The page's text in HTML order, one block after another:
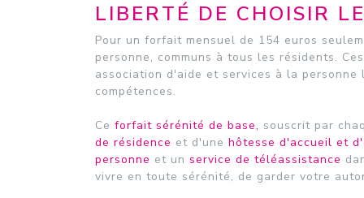
LIBERTÉ DE CHOISIR
Pour un forfait mensuel de 154 euros
personne, communs à tous les résidents.
association d'aide et services à la
compétences.
Ce forfait sérénité de base, souscrit par
de résidence et d'une hôtesse d'accueil et
personne et un service de téléassistance
vivre en toute sérénité, de garder votre